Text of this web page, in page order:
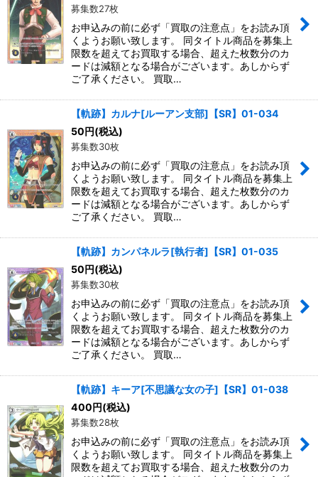
募集数27枚
お申込みの前に必ず「買取の注意点」をお読み頂
くようお願い致します。 同タイトル商品を募集上
限数を超えてお買取する場合、超えた枚数分のカ
ードは減額となる場合がございます。あしからず
ご了承ください。 買取…
【軌跡】カルナ[ルーアン支部]【SR】01-034
50円(税込)
募集数30枚
お申込みの前に必ず「買取の注意点」をお読み頂
くようお願い致します。 同タイトル商品を募集上
限数を超えてお買取する場合、超えた枚数分のカ
ードは減額となる場合がございます。あしからず
ご了承ください。 買取…
【軌跡】カンパネルラ[執行者]【SR】01-035
50円(税込)
募集数30枚
お申込みの前に必ず「買取の注意点」をお読み頂
くようお願い致します。 同タイトル商品を募集上
限数を超えてお買取する場合、超えた枚数分のカ
ードは減額となる場合がございます。あしからず
ご了承ください。 買取…
【軌跡】キーア[不思議な女の子]【SR】01-038
400円(税込)
募集数28枚
お申込みの前に必ず「買取の注意点」をお読み頂
くようお願い致します。 同タイトル商品を募集上
限数を超えてお買取する場合、超えた枚数分のカ